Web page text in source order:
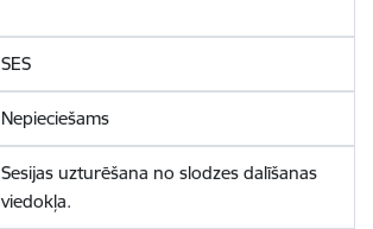
SES
Nepieciešams
Sesijas uzturēšana no slodzes dalīšanas
viedokļa.